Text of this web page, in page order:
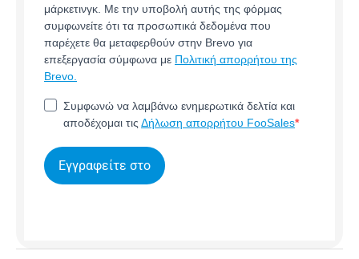
μάρκετινγκ. Με την υποβολή αυτής της φόρμας
συμφωνείτε ότι τα προσωπικά δεδομένα που
παρέχετε θα μεταφερθούν στην Brevo για
επεξεργασία σύμφωνα με Πολιτική απορρήτου της
Brevo.
Συμφωνώ να λαμβάνω ενημερωτικά δελτία και
αποδέχομαι τις Δήλωση απορρήτου FooSales
Εγγραφείτε στο